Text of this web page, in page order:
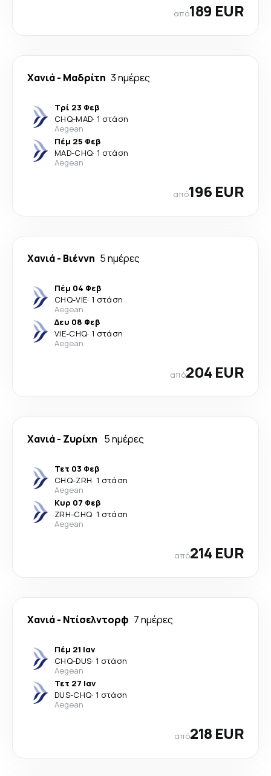
από189 EUR
Χανιά- Μαδρίτη 3 ημέρες
Τρί 23 Φεβ
CHQ-MAD· 1 στάση
Aegean
Πέμ 25 Φεβ
MAD-CHQ· 1 στάση
Aegean
από196 EUR
Χανιά- Βιέννη 5 ημέρες
Πέμ 04 Φεβ
CHQ-VIE· 1 στάση
Aegean
Δευ 08 Φεβ
VIE-CHQ· 1 στάση
Aegean
από204 EUR
Χανιά- Ζυρίχη 5 ημέρες
Τετ 03 Φεβ
CHQ-ZRH· 1 στάση
Aegean
Κυρ 07 Φεβ
ZRH-CHQ· 1 στάση
Aegean
από214 EUR
Χανιά- Ντίσελντορφ 7 ημέρες
Πέμ 21 Ιαν
CHQ-DUS· 1 στάση
Aegean
Τετ 27 Ιαν
DUS-CHQ· 1 στάση
Aegean
από218 EUR